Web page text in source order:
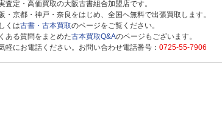
査定・高価買取の大阪古書組合加盟店です。
・京都・神戸・奈良をはじめ、全国へ無料で出張買取します。
くは古書・古本買取のページをご覧ください。
ある質問をまとめた古本買取Q&Aのページもございます。
軽にお電話ください。お問い合わせ電話番号： 0725-55-7906